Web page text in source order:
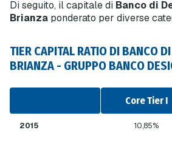
Di seguito, il capitale di Banco di
Brianza ponderato per diverse
TIER CAPITAL RATIO DI BANCO
BRIANZA - GRUPPO BANCO
Core Tier I
2015 10,85%